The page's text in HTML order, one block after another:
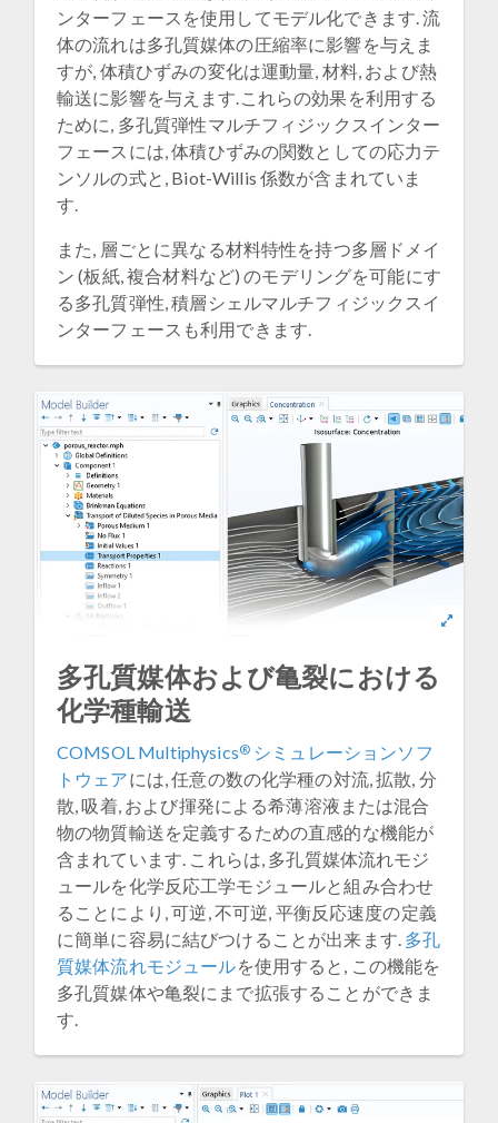
ンターフェースを使用してモデル化できます. 流
体の流れは多孔質媒体の圧縮率に影響を与えま
すが, 体積ひずみの変化は運動量, 材料, および熱
輸送に影響を与えます.これらの効果を利用する
ために, 多孔質弾性マルチフィジックスインター
フェースには, 体積ひずみの関数としての応力テ
ンソルの式と, Biot-Willis 係数が含まれていま
す.
また, 層ごとに異なる材料特性を持つ多層ドメイ
ン (板紙, 複合材料など) のモデリングを可能にす
る多孔質弾性, 積層シェルマルチフィジックスイ
ンターフェースも利用できます.
多孔質媒体および亀裂における
化学種輸送
COMSOL Multiphysics® シミュレーションソフ
トウェアには, 任意の数の化学種の対流, 拡散, 分
散, 吸着, および揮発による希薄溶液または混合
物の物質輸送を定義するための直感的な機能が
含まれています. これらは, 多孔質媒体流れモジ
ュールを化学反応工学モジュールと組み合わせ
ることにより, 可逆, 不可逆, 平衡反応速度の定義
に簡単に容易に結びつけることが出来ます. 多孔
質媒体流れモジュールを使用すると, この機能を
多孔質媒体や亀裂にまで拡張することができま
す.